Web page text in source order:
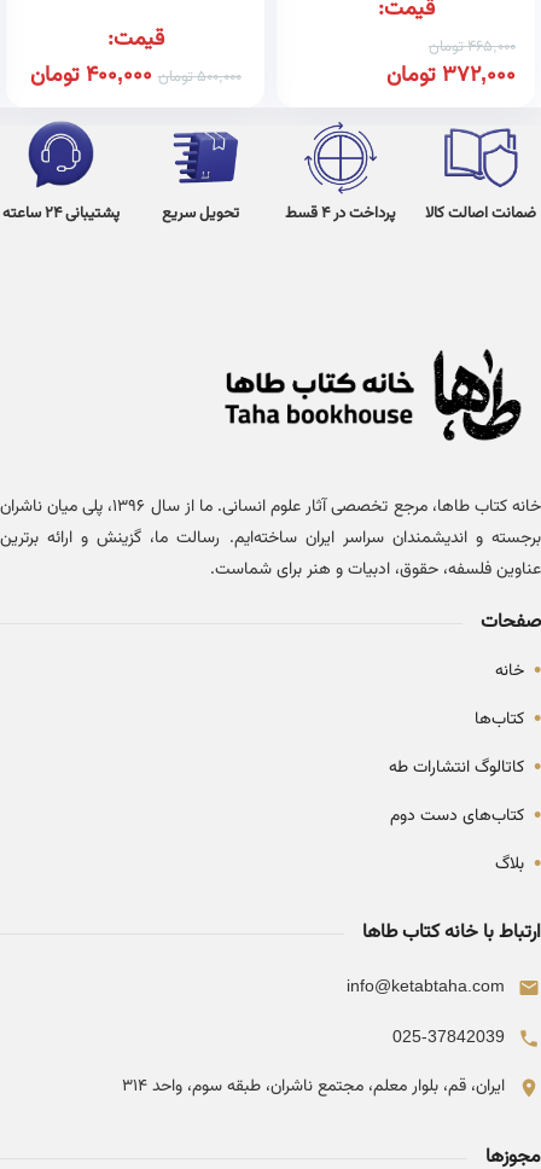
قیمت:
465,000تومان
372,000تومان
قیمت:
500,000تومان 400,000تومان
ضمانت اصالت کالا پرداخت در 4 قسط تحویل سریع پشتیبانی 24 ساعته
خانه کتاب طاها، مرجع تخصصی آثار علوم انسانی. ما از سال ۱۳۹۶، پلی میان ناشران
برجسته و اندیشمندان سراسر ایران ساخته‌ایم. رسالت ما، گزینش و ارائه برترین
عناوین فلسفه، حقوق، ادبیات و هنر برای شماست.
صفحات
• خانه
• کتاب‌ها
• کاتالوگ انتشارات طه
• کتاب‌های دست دوم
• بلاگ
ارتباط با خانه کتاب طاها
info@ketabtaha.com
025-37842039
ایران، قم، بلوار معلم، مجتمع ناشران، طبقه سوم، واحد ۳۱۴
مجوزها